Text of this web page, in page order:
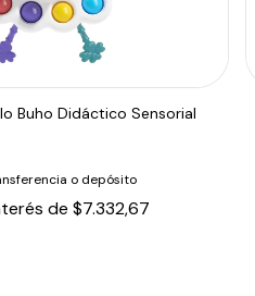
Buho Didáctico Sensorial
o depósito
de $7.332,67